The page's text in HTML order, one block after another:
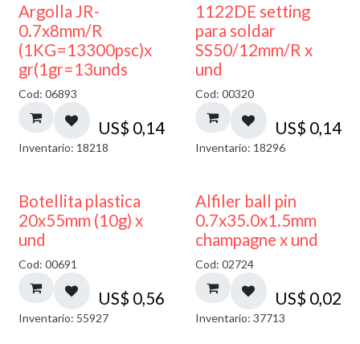
Argolla JR-
0.7x8mm/R
(1KG=13300psc)x
gr(1gr=13unds
Cod: 06893
US$ 0,14
Inventario: 18218
1122DE setting
para soldar
SS50/12mm/R x
und
Cod: 00320
US$ 0,14
Inventario: 18296
Botellita plastica
20x55mm (10g) x
und
Cod: 00691
US$ 0,56
Inventario: 55927
Alfiler ball pin
0.7x35.0x1.5mm
champagne x und
Cod: 02724
US$ 0,02
Inventario: 37713